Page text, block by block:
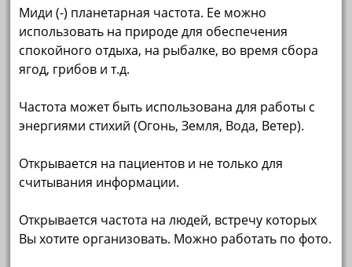
Миди (-) планетарная частота. Ее можно
использовать на природе для обеспечения
спокойного отдыха, на рыбалке, во время сбора
ягод, грибов и т.д.
Частота может быть использована для работы с
энергиями стихий (Огонь, Земля, Вода, Ветер).
Открывается на пациентов и не только для
считывания информации.
Открывается частота на людей, встречу которых
Вы хотите организовать. Можно работать по фото.